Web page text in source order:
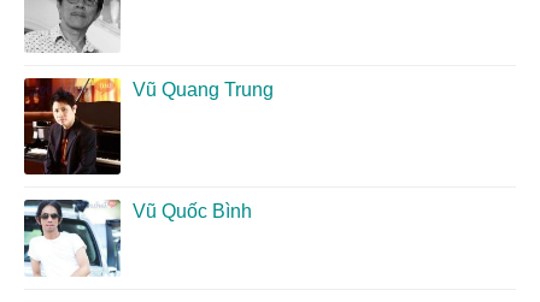
Vũ Quang Trung
Vũ Quốc Bình